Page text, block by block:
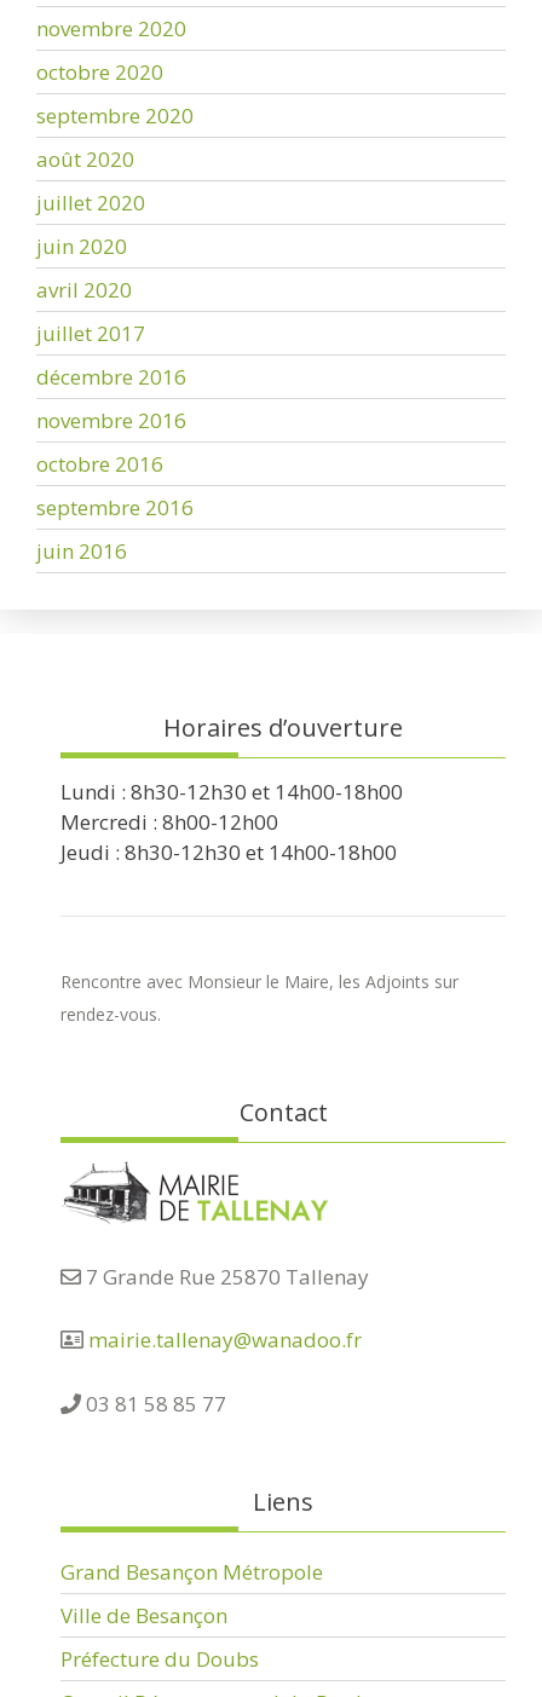
novembre 2020
octobre 2020
septembre 2020
août 2020
juillet 2020
juin 2020
avril 2020
juillet 2017
décembre 2016
novembre 2016
octobre 2016
septembre 2016
juin 2016
Horaires d’ouverture
Lundi : 8h30-12h30 et 14h00-18h00
Mercredi : 8h00-12h00
Jeudi : 8h30-12h30 et 14h00-18h00
Rencontre avec Monsieur le Maire, les Adjoints sur
rendez-vous.
Contact
7 Grande Rue 25870 Tallenay
mairie.tallenay@wanadoo.fr
03 81 58 85 77
Liens
Grand Besançon Métropole
Ville de Besançon
Préfecture du Doubs